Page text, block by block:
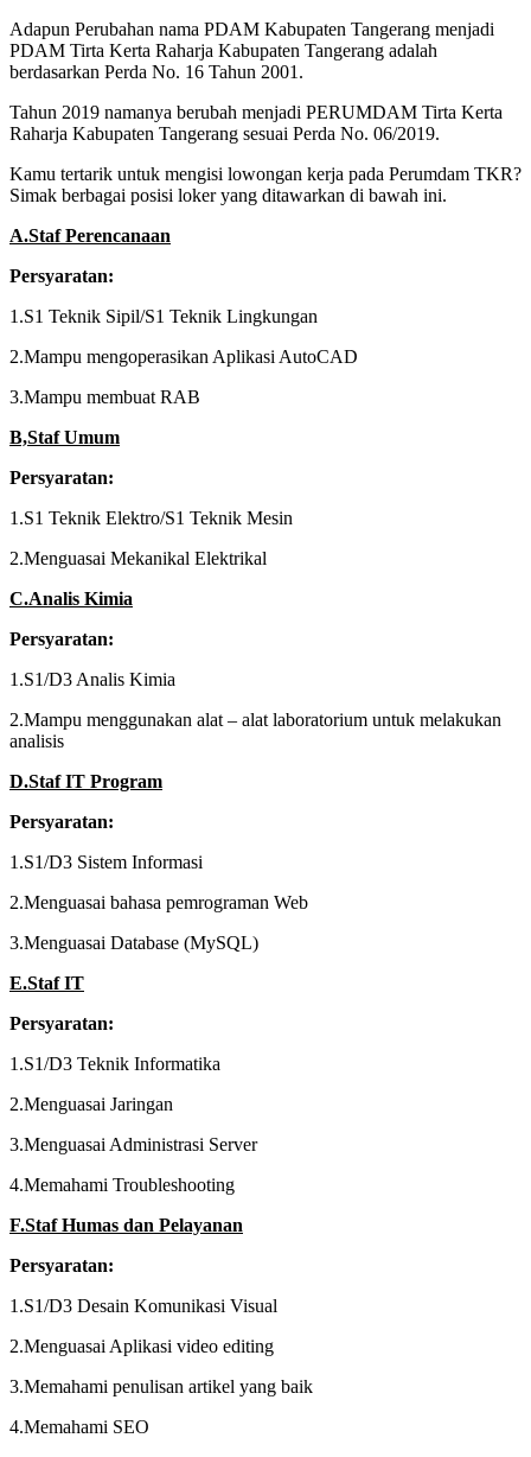
Adapun Perubahan nama PDAM Kabupaten Tangerang menjadi
PDAM Tirta Kerta Raharja Kabupaten Tangerang adalah
berdasarkan Perda No. 16 Tahun 2001.
Tahun 2019 namanya berubah menjadi PERUMDAM Tirta Kerta
Raharja Kabupaten Tangerang sesuai Perda No. 06/2019.
Kamu tertarik untuk mengisi lowongan kerja pada Perumdam TKR?
Simak berbagai posisi loker yang ditawarkan di bawah ini.
A.Staf Perencanaan
Persyaratan:
1.S1 Teknik Sipil/S1 Teknik Lingkungan
2.Mampu mengoperasikan Aplikasi AutoCAD
3.Mampu membuat RAB
B,Staf Umum
Persyaratan:
1.S1 Teknik Elektro/S1 Teknik Mesin
2.Menguasai Mekanikal Elektrikal
C.Analis Kimia
Persyaratan:
1.S1/D3 Analis Kimia
2.Mampu menggunakan alat – alat laboratorium untuk melakukan
analisis
D.Staf IT Program
Persyaratan:
1.S1/D3 Sistem Informasi
2.Menguasai bahasa pemrograman Web
3.Menguasai Database (MySQL)
E.Staf IT
Persyaratan:
1.S1/D3 Teknik Informatika
2.Menguasai Jaringan
3.Menguasai Administrasi Server
4.Memahami Troubleshooting
F.Staf Humas dan Pelayanan
Persyaratan:
1.S1/D3 Desain Komunikasi Visual
2.Menguasai Aplikasi video editing
3.Memahami penulisan artikel yang baik
4.Memahami SEO